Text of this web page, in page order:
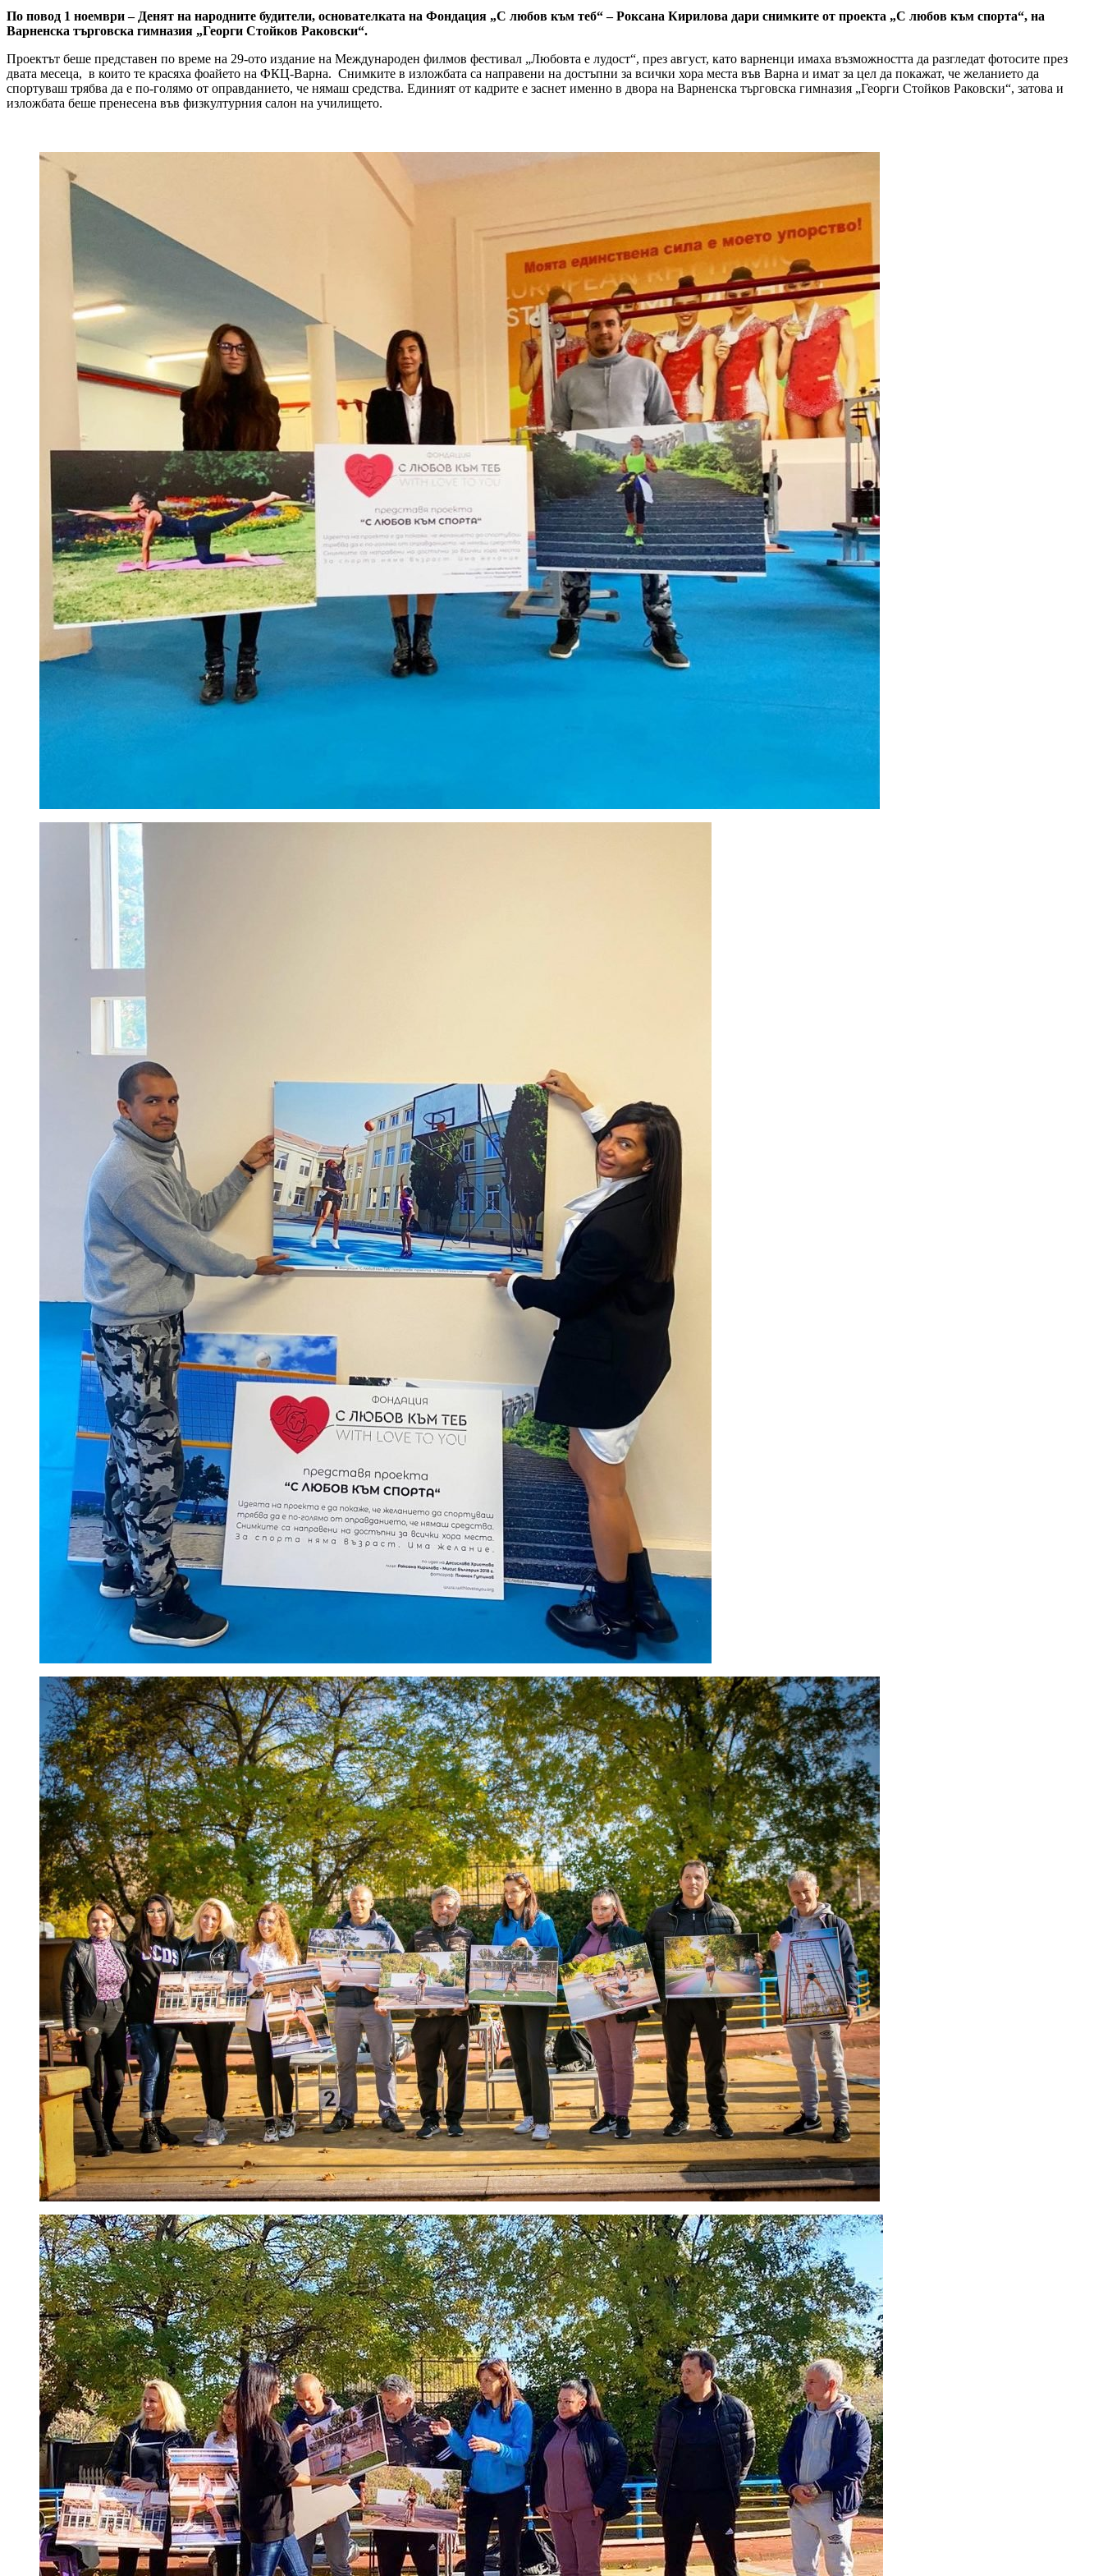
По повод 1 ноември – Денят на народните будители, основателката на Фондация „С любов към теб“ – Роксана Кирилова дари снимките от проекта „С любов към спорта“, на
Варненска търговска гимназия „Георги Стойков Раковски“.
Проектът беше представен по време на 29-ото издание на Международен филмов фестивал „Любовта е лудост“, през август, като варненци имаха възможността да разгледат фотосите през
двата месеца, в които те красяха фоайето на ФКЦ-Варна. Снимките в изложбата са направени на достъпни за всички хора места във Варна и имат за цел да покажат, че желанието да
спортуваш трябва да е по-голямо от оправданието, че нямаш средства. Единият от кадрите е заснет именно в двора на Варненска търговска гимназия „Георги Стойков Раковски“, затова и
изложбата беше пренесена във физкултурния салон на училището.